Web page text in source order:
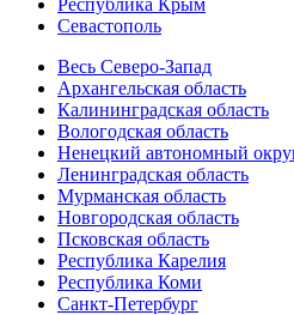
Республика Крым
Севастополь
Весь Северо-Запад
Архангельская область
Калининградская область
Вологодская область
Ненецкий автономный
Ленинградская область
Мурманская область
Новгородская область
Псковская область
Республика Карелия
Республика Коми
Санкт-Петербург